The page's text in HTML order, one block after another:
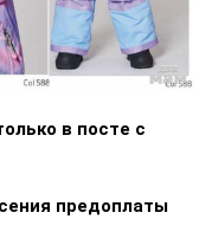
в посте с
предоплаты